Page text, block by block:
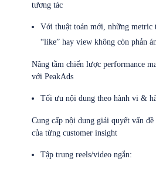
tương tác
Với thuật toán mới, những metric
“like” hay view không còn phản
Nâng tầm chiến lược performance
với PeakAds
Tối ưu nội dung theo hành vi &
Cung cấp nội dung giải quyết vấn
của từng customer insight
Tập trung reels/video ngắn: